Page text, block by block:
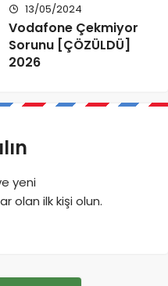
13/05/2024
Vodafone Çekmiyor
Sorunu [ÇÖZÜLDÜ]
2026
yeni
olan ilk kişi olun.